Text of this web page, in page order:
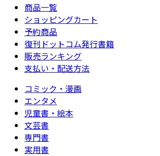
商品一覧
ショッピングカート
予約商品
復刊ドットコム発行書籍
販売ランキング
支払い・配送方法
コミック・漫画
エンタメ
児童書・絵本
文芸書
専門書
実用書